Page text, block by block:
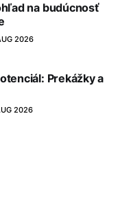
na budúcnosť
2026
Prekážky a
2026